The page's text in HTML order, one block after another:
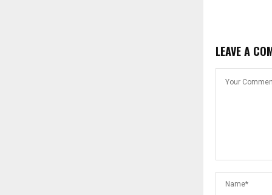
LEAVE A